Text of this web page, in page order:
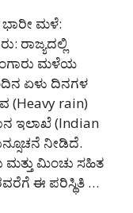
ಮಳೆ:
ರಾಜ್ಯದಲ್ಲಿ
ಮಳೆಯ
ಏಳು ದಿನಗಳ
(Heavy rain)
ಇಲಾಖೆ (Indian
ನೀಡಿದೆ.
ಮತ್ತು ಮಿಂಚು ಸಹಿತ
ಈ ಪರಿಸ್ಥಿತಿ …